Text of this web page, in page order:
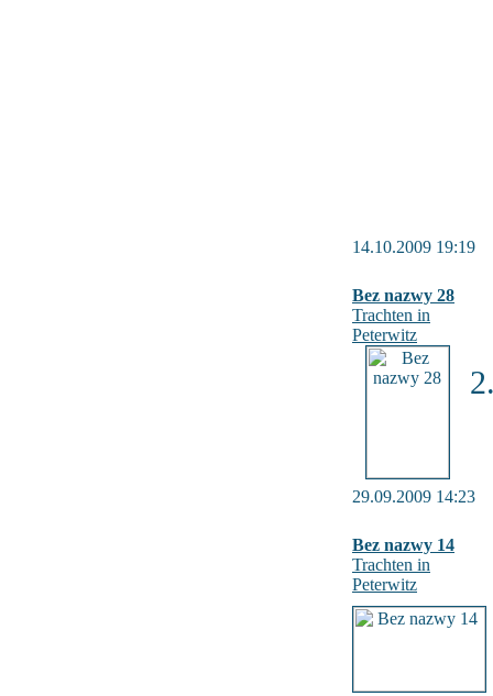
14.10.2009 19:19
Bez nazwy 28
Trachten in
Peterwitz
29.09.2009 14:23
Bez nazwy 14
Trachten in
Peterwitz